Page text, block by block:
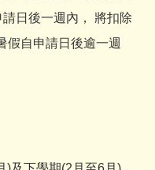
日後一週內， 將扣除
假自申請日後逾一週